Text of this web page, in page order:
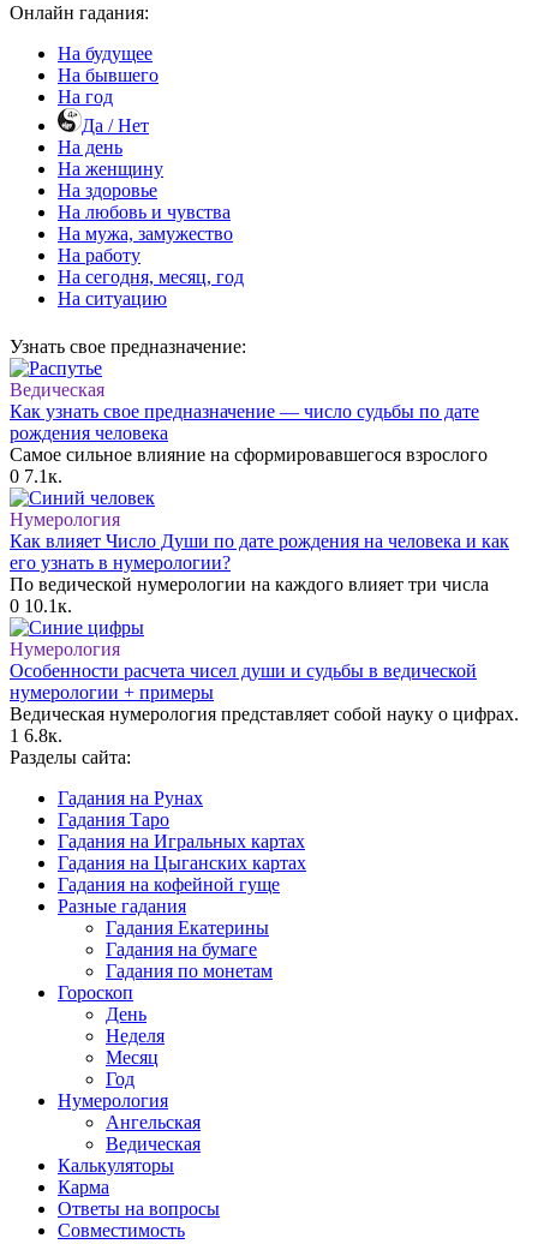
Онлайн гадания:
На будущее
На бывшего
На год
Да / Нет
На день
На женщину
На здоровье
На любовь и чувства
На мужа, замужество
На работу
На сегодня, месяц, год
На ситуацию
Узнать свое предназначение:
Ведическая
Как узнать свое предназначение — число судьбы по дате
рождения человека
Самое сильное влияние на сформировавшегося взрослого
0 7.1к.
Нумерология
Как влияет Число Души по дате рождения на человека и как
его узнать в нумерологии?
По ведической нумерологии на каждого влияет три числа
0 10.1к.
Нумерология
Особенности расчета чисел души и судьбы в ведической
нумерологии + примеры
Ведическая нумерология представляет собой науку о цифрах.
1 6.8к.
Разделы сайта:
Гадания на Рунах
Гадания Таро
Гадания на Игральных картах
Гадания на Цыганских картах
Гадания на кофейной гуще
Разные гадания
Гадания Екатерины
Гадания на бумаге
Гадания по монетам
Гороскоп
День
Неделя
Месяц
Год
Нумерология
Ангельская
Ведическая
Калькуляторы
Карма
Ответы на вопросы
Совместимость